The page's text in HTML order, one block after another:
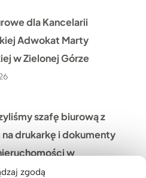
zgodą
dla Kancelarii
Adwokat Marty
w Zielonej Górze
szafę biurową z
drukarkę i dokumenty
w